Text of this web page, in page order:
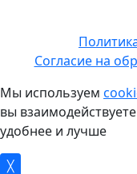
Согласие на
Мы используем
вы
удобнее и лучше
╳